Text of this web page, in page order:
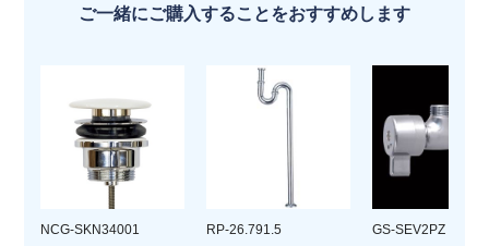
ご一緒にご購入することをおすすめします
NCG-SKN34001 RP-26.791.5 GS-SEV2PZ